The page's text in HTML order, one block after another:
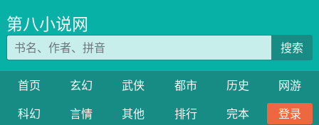
第八小说网
搜索
首页 玄幻 武侠 都市 历史
网游
科幻
言情 其他 排行 完本
登录